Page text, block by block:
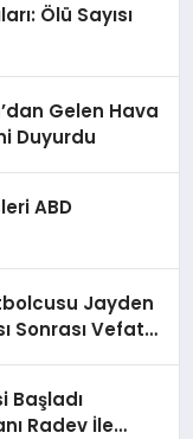
Ölü Sayısı
Gelen Hava
Duyurdu
ABD
Jayden
Sonrası Vefat
Başladı
Radev İle